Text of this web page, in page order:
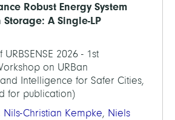
Robust Energy System
A Single-LP
2026 - 1st
on URBan
Intelligence for Safer Cities,
for publication)
Nils-Christian Kempke, Niels